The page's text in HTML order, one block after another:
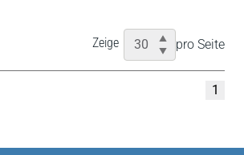
Zeige pro Seite
1